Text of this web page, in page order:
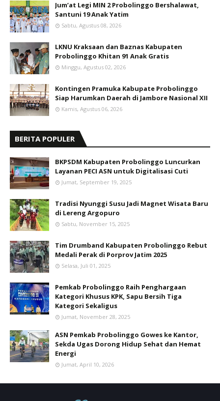
Jum’at Legi MIN 2 Probolinggo Bershalawat,
Santuni 19 Anak Yatim
Sabtu, Agustus 08, 2026
LKNU Kraksaan dan Baznas Kabupaten
Probolinggo Khitan 91 Anak Gratis
Minggu, Agustus 02, 2026
Kontingen Pramuka Kabupate Probolinggo
Siap Harumkan Daerah di Jambore Nasional XII
Kamis, Agustus 06, 2026
BERITA POPULER
BKPSDM Kabupaten Probolinggo Luncurkan
Layanan PECI ASN untuk Digitalisasi Cuti
Jumat, September 19, 2025
Tradisi Nyunggi Susu Jadi Magnet Wisata Baru
di Lereng Argopuro
Sabtu, November 15, 2025
Tim Drumband Kabupaten Probolinggo Rebut
Medali Perak di Porprov Jatim 2025
Selasa, Juli 01, 2025
Pemkab Probolinggo Raih Penghargaan
Kategori Khusus KPK, Sapu Bersih Tiga
Kategori Sekaligus
Jumat, November 28, 2025
ASN Pemkab Probolinggo Gowes ke Kantor,
Sekda Ugas Dorong Hidup Sehat dan Hemat
Energi
Jumat, April 10, 2026